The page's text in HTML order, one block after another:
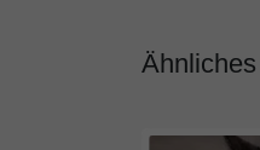
Ähnliches